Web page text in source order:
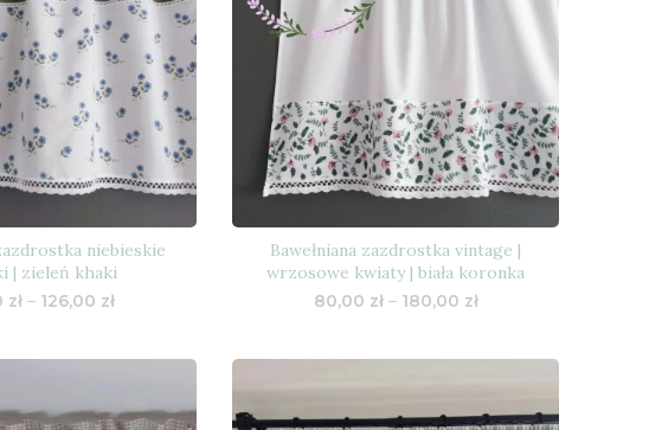
niebieskie
| zieleń khaki
zł – 126,00 złZakres
80,00 zł
126,00 zł
Bawełniana zazdrostka vintage |
wrzosowe kwiaty | biała koronka
80,00 zł – 180,00 złZakres
80,00 zł
180,00 zł